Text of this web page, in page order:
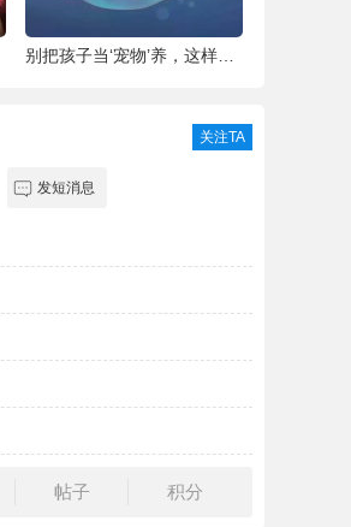
关注TA
发短消息
帖子 积分